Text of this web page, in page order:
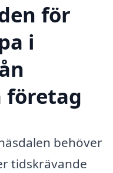
för
i
företag
behöver
tidskrävande